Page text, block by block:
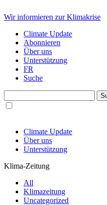
Wir informieren zur Klimakrise
Climate Update
Abonnieren
Über uns
Unterstützung
FR
Suche
Climate Update
Über uns
Unterstützung
Klima-Zeitung
All
Klimazeitung
Uncategorized